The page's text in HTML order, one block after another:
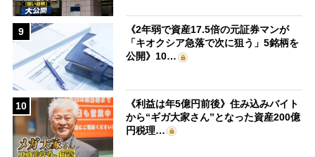
9
《2年弱で資産17.5倍の元証券マンが
「キオクシア急落で次に狙う」5銘柄を
公開》10…
10
《利益は年5億円前後》住み込みバイト
から“ギガ大家さん”となった資産200億
円税理…